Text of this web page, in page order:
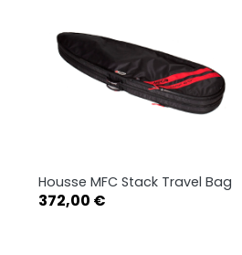
Aperçu rapide
Housse MFC Stack Travel Bag
Prix
372,00 €